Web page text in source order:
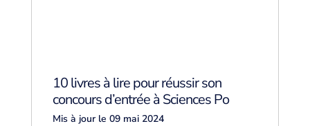
10 livres à lire pour réussir son
concours d’entrée à Sciences Po
Mis à jour le 09 mai 2024